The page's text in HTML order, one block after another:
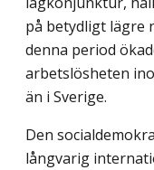
på betydligt lägre
denna period
arbetslösheten
än i Sverige.
Den
långvarig